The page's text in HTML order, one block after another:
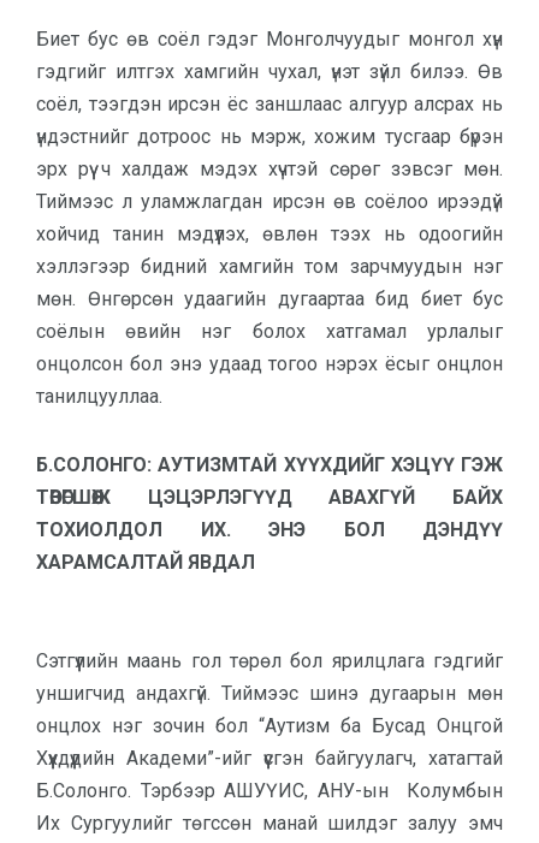
Биет бус өв соёл гэдэг Монголчуудыг монгол хүн
гэдгийг илтгэх хамгийн чухал, үнэт зүйл билээ. Өв
соёл, тээгдэн ирсэн ёс заншлаас алгуур алсрах нь
үндэстнийг дотроос нь мэрж, хожим тусгаар бүрэн
эрх рүү ч халдаж мэдэх хүчтэй сөрөг зэвсэг мөн.
Тиймээс л уламжлагдан ирсэн өв соёлоо ирээдүй
хойчид танин мэдүүлэх, өвлөн тээх нь одоогийн
хэллэгээр бидний хамгийн том зарчмуудын нэг
мөн. Өнгөрсөн удаагийн дугаартаа бид биет бус
соёлын өвийн нэг болох хатгамал урлалыг
онцолсон бол энэ удаад тогоо нэрэх ёсыг онцлон
танилцууллаа.
Б.СОЛОНГО: АУТИЗМТАЙ ХҮҮХДИЙГ ХЭЦҮҮ ГЭЖ
ТӨВӨГШӨӨЖ ЦЭЦЭРЛЭГҮҮД АВАХГҮЙ БАЙХ
ТОХИОЛДОЛ ИХ. ЭНЭ БОЛ ДЭНДҮҮ
ХАРАМСАЛТАЙ ЯВДАЛ
Сэтгүүлийн маань гол төрөл бол ярилцлага гэдгийг
уншигчид андахгүй. Тиймээс шинэ дугаарын мөн
онцлох нэг зочин бол “Аутизм ба Бусад Онцгой
Хүүхдүүдийн Академи”-ийг үүсгэн байгуулагч, хатагтай
Б.Солонго. Тэрбээр АШУҮИС, АНУ-ын Колумбын
Их Сургуулийг төгссөн манай шилдэг залуу эмч